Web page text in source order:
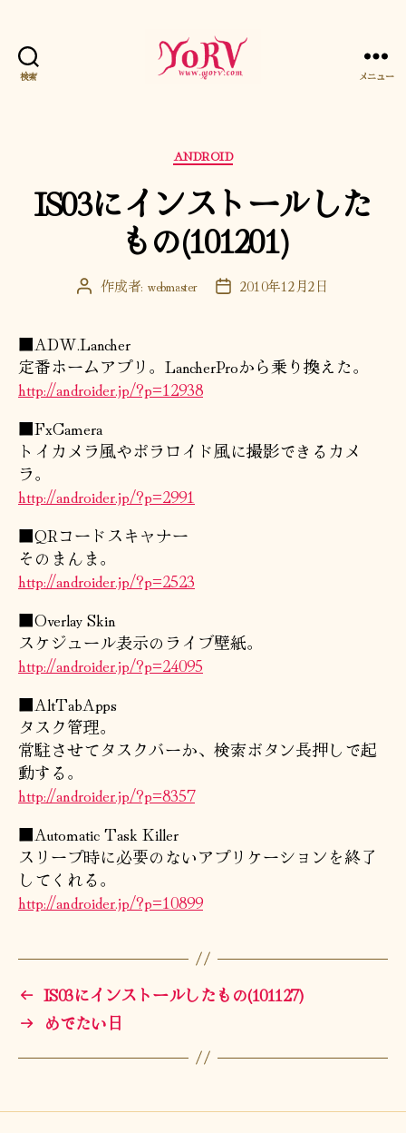
検索 メニュー
カ
テ
ゴ
リ
ー
ANDROID
IS03にインストールした
もの(101201)
投 作成者: webmaster
投 2010年12月2日
■ADW.Lancher
定番ホームアプリ。LancherProから乗り換えた。
http://androider.jp/?p=12938
■FxCamera
トイカメラ風やポラロイド風に撮影できるカメ
ラ。
http://androider.jp/?p=2991
■QRコードスキャナー
そのまんま。
http://androider.jp/?p=2523
■Overlay Skin
スケジュール表示のライブ壁紙。
http://androider.jp/?p=24095
■AltTabApps
タスク管理。
常駐させてタスクバーか、検索ボタン長押しで起
動する。
http://androider.jp/?p=8357
■Automatic Task Killer
スリープ時に必要のないアプリケーションを終了
してくれる。
http://androider.jp/?p=10899
← IS03にインストールしたもの(101127)
→ めでたい日